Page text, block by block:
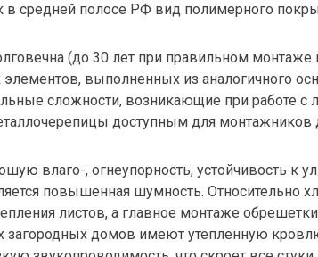
средней полосе РФ вид полимерного
(до 30 лет при правильном монтаже
выполненных из аналогичного
сложности, возникающие при работе
доступным для
влаго-, огнеупорность, устойчивость к
повышенная шумность. Относительно
листов, а главное монтаже обрешетки
домов имеют утепленную